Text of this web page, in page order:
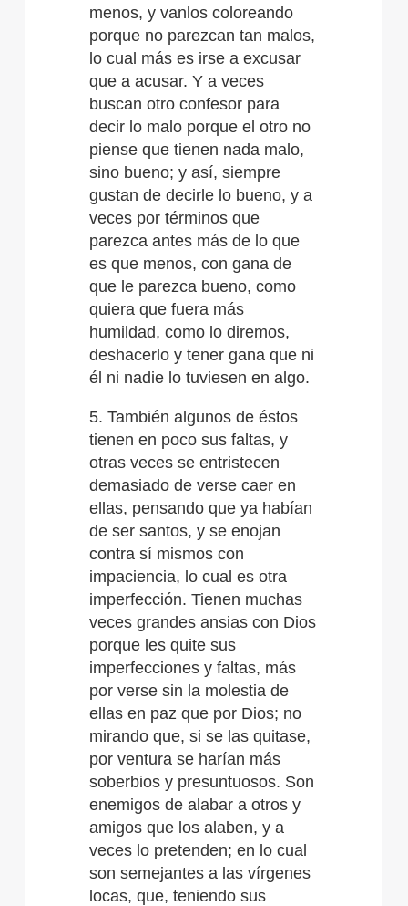
menos, y vanlos coloreando
porque no parezcan tan malos,
lo cual más es irse a excusar
que a acusar. Y a veces
buscan otro confesor para
decir lo malo porque el otro no
piense que tienen nada malo,
sino bueno; y así, siempre
gustan de decirle lo bueno, y a
veces por términos que
parezca antes más de lo que
es que menos, con gana de
que le parezca bueno, como
quiera que fuera más
humildad, como lo diremos,
deshacerlo y tener gana que ni
él ni nadie lo tuviesen en algo.
5. También algunos de éstos
tienen en poco sus faltas, y
otras veces se entristecen
demasiado de verse caer en
ellas, pensando que ya habían
de ser santos, y se enojan
contra sí mismos con
impaciencia, lo cual es otra
imperfección. Tienen muchas
veces grandes ansias con Dios
porque les quite sus
imperfecciones y faltas, más
por verse sin la molestia de
ellas en paz que por Dios; no
mirando que, si se las quitase,
por ventura se harían más
soberbios y presuntuosos. Son
enemigos de alabar a otros y
amigos que los alaben, y a
veces lo pretenden; en lo cual
son semejantes a las vírgenes
locas, que, teniendo sus